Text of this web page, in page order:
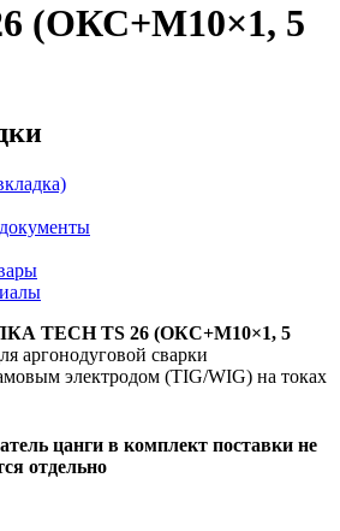
(ОКС+М10×1, 5
TECH TS 26 (ОКС+М10×1, 5
аргонодуговой сварки
электродом (TIG/WIG) на токах
цанги в комплект поставки не
отдельно